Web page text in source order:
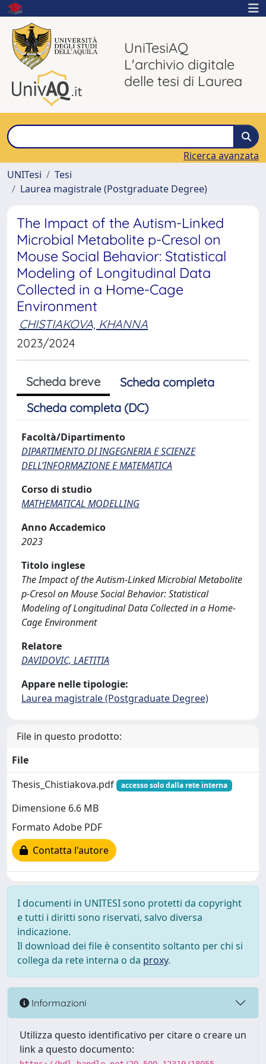
UniTesiAQ
L'archivio digitale
delle tesi di Laurea
Ricerca avanzata
UNITesi
Tesi
Laurea magistrale (Postgraduate Degree)
The Impact of the Autism-Linked
Microbial Metabolite p-Cresol on
Mouse Social Behavior: Statistical
Modeling of Longitudinal Data
Collected in a Home-Cage
Environment
CHISTIAKOVA, KHANNA
2023/2024
Scheda breve
Scheda completa
Scheda completa (DC)
Facoltà/Dipartimento
DIPARTIMENTO DI INGEGNERIA E SCIENZE
DELL’INFORMAZIONE E MATEMATICA
Corso di studio
MATHEMATICAL MODELLING
Anno Accademico
2023
Titolo inglese
The Impact of the Autism-Linked Microbial Metabolite
p-Cresol on Mouse Social Behavior: Statistical
Modeling of Longitudinal Data Collected in a Home-
Cage Environment
Relatore
DAVIDOVIC, LAETITIA
Appare nelle tipologie:
Laurea magistrale (Postgraduate Degree)
File in questo prodotto:
File
Thesis_Chistiakova.pdf
accesso solo dalla rete interna
Dimensione 6.6 MB
Formato Adobe PDF
Contatta l'autore
I documenti in UNITESI sono protetti da copyright
e tutti i diritti sono riservati, salvo diversa
indicazione.
Il download dei file è consentito soltanto per chi si
collega da rete interna o da proxy.
Informazioni
Utilizza questo identificativo per citare o creare un
link a questo documento: